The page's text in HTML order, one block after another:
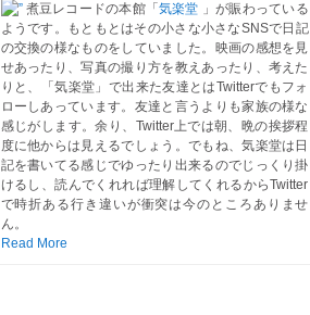
煮豆レコードの本館「 気楽堂 」が賑わっている
ようです。もともとはその小さな小さなSNSで日記
の交換の様なものをしていました。映画の感想を見
せあったり、写真の撮り方を教えあったり、考えた
りと、「気楽堂」で出来た友達とはTwitterでもフォ
ローしあっています。友達と言うよりも家族の様な
感じがします。余り、Twitter上では朝、晩の挨拶程
度に他からは見えるでしょう。でもね、気楽堂は日
記を書いてる感じでゆったり出来るのでじっくり掛
けるし、読んでくれれば理解してくれるからTwitter
で時折ある行き違いが衝突は今のところありませ
ん。
Read More